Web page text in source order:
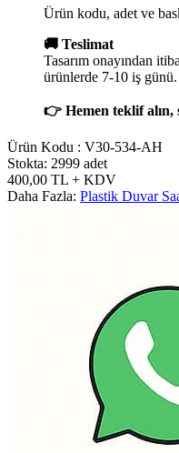
Ürün kodu, adet ve
🚚 Teslimat
Tasarım onayından
ürünlerde 7-10 iş günü.
👉 Hemen teklif alın,
Ürün Kodu : V30-534-AH
Stokta: 2999 adet
400,00 TL + KDV
Daha Fazla: Plastik Duvar